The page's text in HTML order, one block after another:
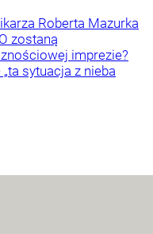
Roberta Mazurka
zostaną
imprezie?
sytuacja z nieba